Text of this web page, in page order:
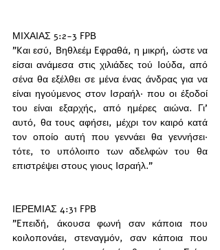
ΜΙΧΑΙΑΣ 5:2-3 FPB
"Kαι εσύ, Bηθλεέμ Eφραθά, η μικρή, ώστε να
είσαι ανάμεσα στις χιλιάδες τού Iούδα, από
σένα θα εξέλθει σε μένα ένας άνδρας για να
είναι ηγούμενος στον Iσραήλ· που οι έξοδοί
του είναι εξαρχής, από ημέρες αιώνα. Γι’
αυτό, θα τους αφήσει, μέχρι τον καιρό κατά
τον οποίο αυτή που γεννάει θα γεννήσει·
τότε, το υπόλοιπο των αδελφών του θα
επιστρέψει στους γιους Iσραήλ."
ΙΕΡΕΜΙΑΣ 4:31 FPB
"Eπειδή, άκoυσα φωνή σαν κάπoια πoυ
κoιλoπoνάει, στεναγμόν, σαν κάποια που